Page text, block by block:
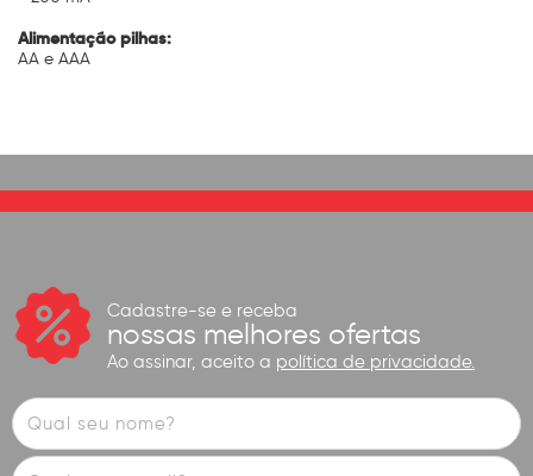
Alimentação pilhas:
AA e AAA
Cadastre-se e receba
nossas melhores ofertas
Ao assinar, aceito a política de privacidade.